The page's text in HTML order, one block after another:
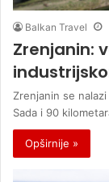
Balkan Travel
Zrenjanin:
Zrenjanin se
Sada i 90
Opširnije »